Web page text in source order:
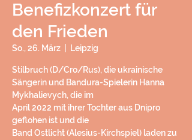
Benefizkonzert für
den Frieden
So., 26. März Leipzig
Stilbruch (D/Cro/Rus), die ukrainische
Sängerin und Bandura-Spielerin Hanna
Mykhalievych, die im
April 2022 mit ihrer Tochter aus Dnipro
geflohen ist und die
Band Ostlicht (Alesius-Kirchspiel) laden zu